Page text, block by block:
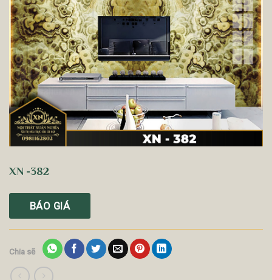
XN -382
BÁO GIÁ
Chia sẽ